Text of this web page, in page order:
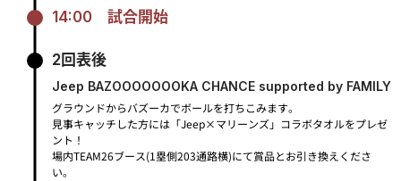
14:00 試合開始
2回表後
Jeep BAZOOOOOOOKA CHANCE supported by FAMILY
グラウンドからバズーカでボールを打ちこみます。
見事キャッチした方には「Jeep×マリーンズ」コラボタオルをプレゼ
ント！
場内TEAM26ブース(1塁側203通路横)にて賞品とお引き換えくださ
い。